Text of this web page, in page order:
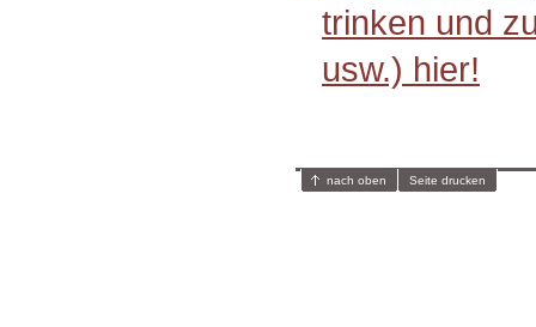
trinken und
usw.) hier!
nach oben Seite drucken